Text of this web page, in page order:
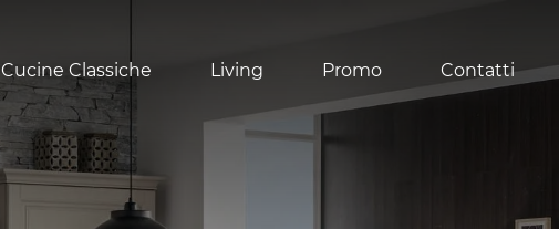
Cucine Classiche Living Promo Contatti